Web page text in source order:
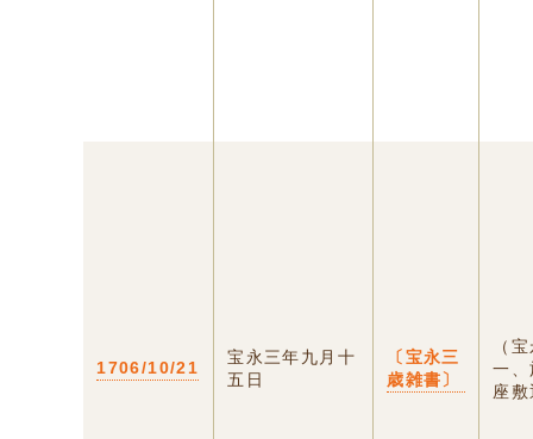
1706/10/21
宝永三年九月十
五日
〔宝永三
歳雑書〕
（
一、
座